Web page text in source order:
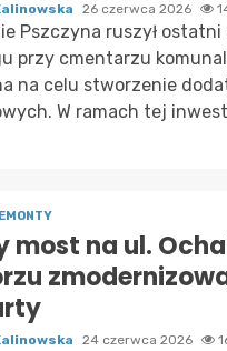
26 czerwca 2026
Pszczyna ruszył
przy cmentarzu
na celu stworzenie
W ramach tej
most na ul.
24 czerwca 2026